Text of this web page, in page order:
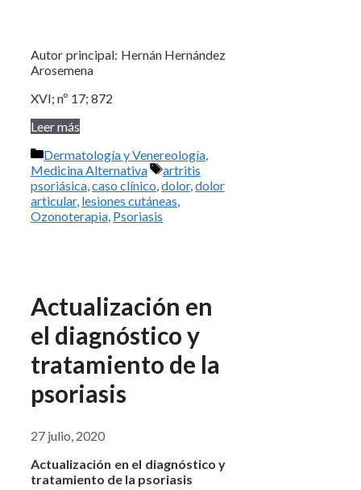
Autor principal: Hernán Hernández
Arosemena
XVI; nº 17; 872
Leer más
Categorías
Dermatología y Venereología
Medicina Alternativa
Etiquetas
artritis
psoriásica caso clínico dolor, dolor
articular, lesiones cutáneas
Ozonoterapia Psoriasis
Actualización en
el diagnóstico y
tratamiento de la
psoriasis
27 julio, 2020
Actualización en el diagnóstico y
tratamiento de la psoriasis